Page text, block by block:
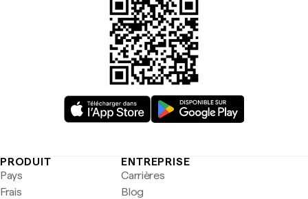
PRODUIT
Pays
Frais
ENTREPRISE
Carrières
Blog